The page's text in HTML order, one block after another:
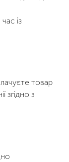
із
товар
згідно з